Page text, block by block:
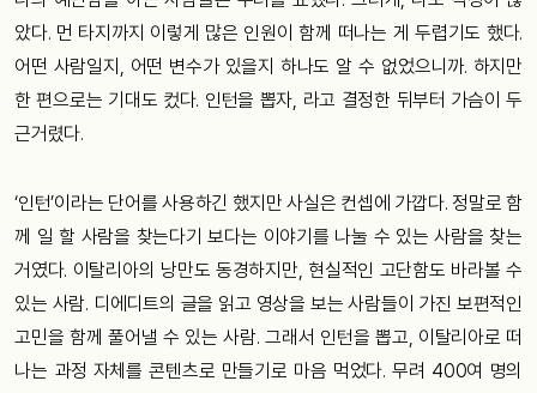
았다. 먼 타지까지 이렇게 많은 인원이 함께 떠나는 게 두렵기도 했다.
어떤 사람일지, 어떤 변수가 있을지 하나도 알 수 없었으니까. 하지만
한 편으로는 기대도 컸다. 인턴을 뽑자, 라고 결정한 뒤부터 가슴이 두
근거렸다.
‘인턴’이라는 단어를 사용하긴 했지만 사실은 컨셉에 가깝다. 정말로 함
께 일 할 사람을 찾는다기 보다는 이야기를 나눌 수 있는 사람을 찾는
거였다. 이탈리아의 낭만도 동경하지만, 현실적인 고단함도 바라볼 수
있는 사람. 디에디트의 글을 읽고 영상을 보는 사람들이 가진 보편적인
고민을 함께 풀어낼 수 있는 사람. 그래서 인턴을 뽑고, 이탈리아로 떠
나는 과정 자체를 콘텐츠로 만들기로 마음 먹었다. 무려 400여 명의